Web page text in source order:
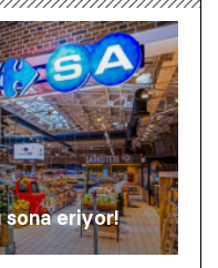
sona eriyor!